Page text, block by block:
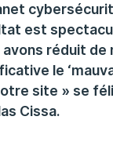
est
avons réduit de
le
site » se
Cissa.